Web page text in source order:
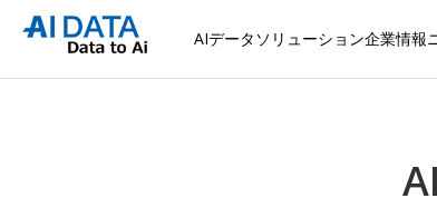
AIデータソリューション企業情報